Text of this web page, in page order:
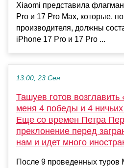
Xiaomi представила
Pro и 17 Pro Max, которые,
производителя, должны
iPhone 17 Pro и 17 Pro ...
13:00, 23 Сен
Ташуев готов
меня 4 победы и 4
Еще со времен Петра
преклонение перед
нам и идет много
После 9 проведенных